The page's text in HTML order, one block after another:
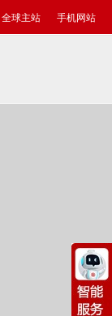
全球主站 手机网站